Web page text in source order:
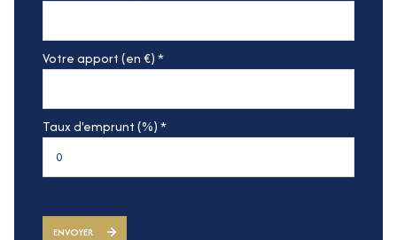
Votre apport (en €) *
Taux d'emprunt (%) *
ENVOYER